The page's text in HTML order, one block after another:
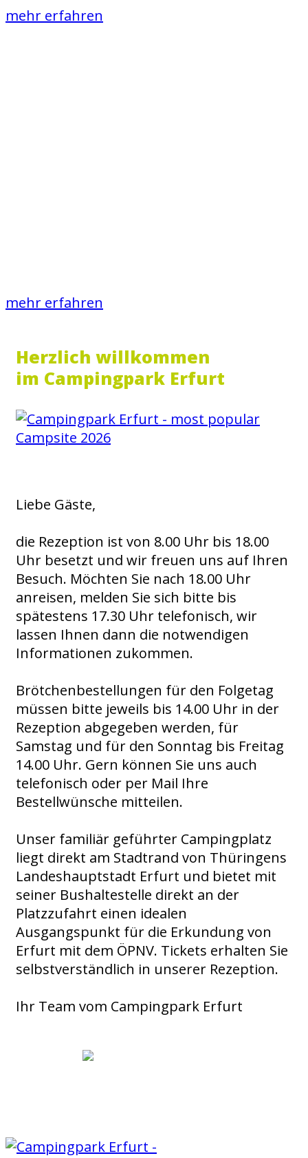
mehr erfahren
mehr erfahren
Herzlich willkommen
im Campingpark Erfurt
Liebe Gäste,
die Rezeption ist von 8.00 Uhr bis 18.00
Uhr besetzt und wir freuen uns auf Ihren
Besuch. Möchten Sie nach 18.00 Uhr
anreisen, melden Sie sich bitte bis
spätestens 17.30 Uhr telefonisch, wir
lassen Ihnen dann die notwendigen
Informationen zukommen.
Brötchenbestellungen für den Folgetag
müssen bitte jeweils bis 14.00 Uhr in der
Rezeption abgegeben werden, für
Samstag und für den Sonntag bis Freitag
14.00 Uhr. Gern können Sie uns auch
telefonisch oder per Mail Ihre
Bestellwünsche mitteilen.
Unser familiär geführter Campingplatz
liegt direkt am Stadtrand von Thüringens
Landeshauptstadt Erfurt und bietet mit
seiner Bushaltestelle direkt an der
Platzzufahrt einen idealen
Ausgangspunkt für die Erkundung von
Erfurt mit dem ÖPNV. Tickets erhalten Sie
selbstverständlich in unserer Rezeption.
Ihr Team vom Campingpark Erfurt